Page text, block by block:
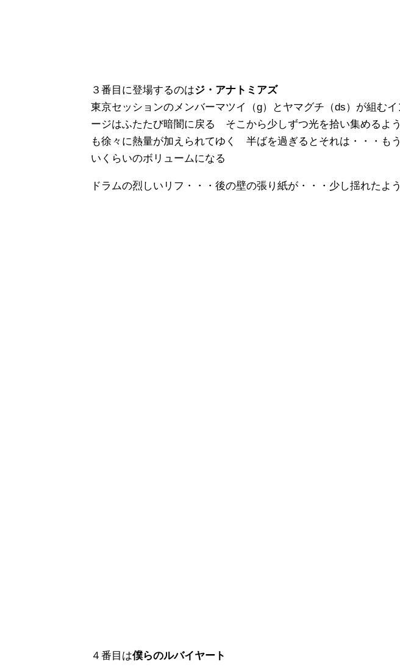
３番目に登場するのはジ・アナトミアズ
東京セッションのメンバーマツイ（g）とヤマグチ（ds）が組む
ージはふたたび暗闇に戻る そこから少しずつ光を拾い集めるよ
も徐々に熱量が加えられてゆく 半ばを過ぎるとそれは・・・も
いくらいのボリュームになる
ドラムの烈しいリフ・・・後の壁の張り紙が・・・少し揺れたよ
４番目は僕らのルバイヤート